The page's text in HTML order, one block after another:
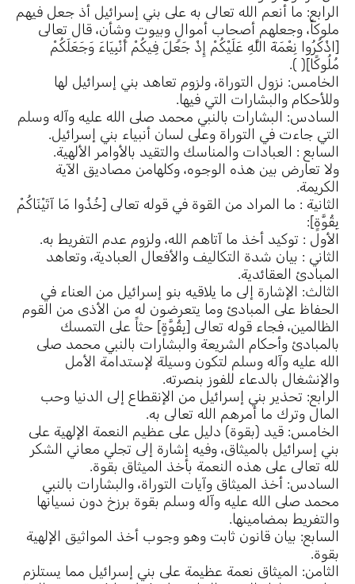
الرابع: ما أنعم الله تعالى به على بني إسرائيل أذ جعل فيهم
ملوكاً، وجعلهم أصحاب أموالٍ وبيوت وشأن، قال تعالى
[اذْكُرُوا نِعْمَةَ اللَّهِ عَلَيْكُمْ إِذْ جَعَلَ فِيكُمْ أَنْبِيَاءَ وَجَعَلَكُمْ
مُلُوكًا]( ).
الخامس: نزول التوراة، ولزوم تعاهد بني إسرائيل لها
وللأحكام والبشارات التي فيها.
السادس: البشارات بالنبي محمد صلى الله عليه وآله وسلم
التي جاءت في التوراة وعلى لسان أنبياء بني إسرائيل.
السابع : العبادات والمناسك والتقيد بالأوامر الألهية.
ولا تعارض بين هذه الوجوه، وكلهامن مصاديق الآية
الكريمة.
الثانية : ما المراد من القوة في قوله تعالى [خُذُوا مَا آتَيْنَاكُمْ
بِقُوَّةٍ]:
الأول : توكيد أخذ ما آتاهم الله، ولزوم عدم التفريط به.
الثاني : بيان شدة التكاليف والأفعال العبادية، وتعاهد
المبادئ العقائدية.
الثالث: الإشارة إلى ما يلاقيه بنو إسرائيل من العناء في
الحفاظ على المبادئ وما يتعرضون له من الأذى من القوم
الظالمين، فجاء قوله تعالى [بِقُوَّةٍ] حثاً على التمسك
بالمبادئ وأحكام الشريعة والبشارات بالنبي محمد صلى
الله عليه وآله وسلم لتكون وسيلة لإستدامة الأمل
والإنشغال بالدعاء للفوز بنصرته.
الرابع: تحذير بني إسرائيل من الإنقطاع إلى الدنيا وحب
المال وترك ما أمرهم الله تعالى به.
الخامس: قيد (بقوة) دليل على عظيم النعمة الإلهية على
بني إسرائيل بالميثاق، وفيه إشارة إلى تجلي معاني الشكر
لله تعالى على هذه النعمة بأخذ الميثاق بقوة.
السادس: أخذ الميثاق وآيات التوراة، والبشارات بالنبي
محمد صلى الله عليه وآله وسلم بقوة برزخ دون نسيانها
والتفريط بمضامينها.
السابع: بيان قانون ثابت وهو وجوب أخذ المواثيق الإلهية
بقوة.
الثامن: الميثاق نعمة عظيمة على بني إسرائيل مما يستلزم